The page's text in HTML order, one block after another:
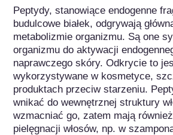
Peptydy, stanowiące endogenne
budulcowe białek, odgrywają
metabolizmie organizmu. Są one
organizmu do aktywacji
naprawczego skóry. Odkrycie to
wykorzystywane w kosmetyce,
produktach przeciw starzeniu.
wnikać do wewnętrznej struktury
wzmacniać go, zatem mają
pielęgnacji włosów, np. w